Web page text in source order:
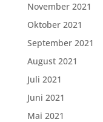
November 2021
Oktober 2021
September 2021
August 2021
Juli 2021
Juni 2021
Mai 2021